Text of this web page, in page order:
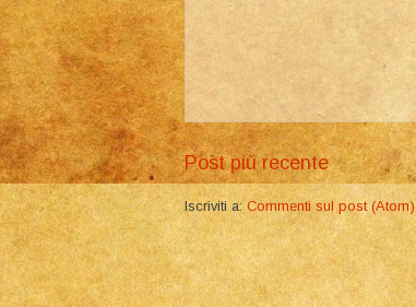
Post più recente
Iscriviti a: Commenti sul post (Atom)